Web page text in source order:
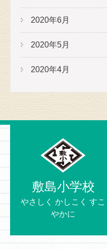
2020年6月
2020年5月
2020年4月
敷島小学校
やさしく かしこく すこ
やかに